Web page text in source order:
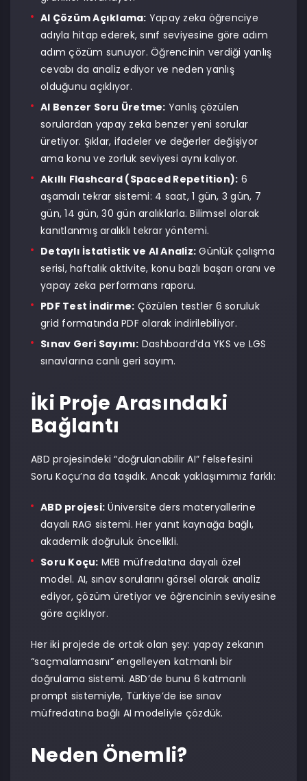
AI Çözüm Açıklama: Yapay zeka öğrenciye
adıyla hitap ederek, sınıf seviyesine göre adım
adım çözüm sunuyor. Öğrencinin verdiği yanlış
cevabı da analiz ediyor ve neden yanlış
olduğunu açıklıyor.
AI Benzer Soru Üretme: Yanlış çözülen
sorulardan yapay zeka benzer yeni sorular
üretiyor. Şıklar, ifadeler ve değerler değişiyor
ama konu ve zorluk seviyesi aynı kalıyor.
Akıllı Flashcard (Spaced Repetition): 6
aşamalı tekrar sistemi: 4 saat, 1 gün, 3 gün, 7
gün, 14 gün, 30 gün aralıklarla. Bilimsel olarak
kanıtlanmış aralıklı tekrar yöntemi.
Detaylı İstatistik ve AI Analiz: Günlük çalışma
serisi, haftalık aktivite, konu bazlı başarı oranı ve
yapay zeka performans raporu.
PDF Test İndirme: Çözülen testler 6 soruluk
grid formatında PDF olarak indirilebiliyor.
Sınav Geri Sayımı: Dashboard’da YKS ve LGS
sınavlarına canlı geri sayım.
İki Proje Arasındaki
Bağlantı
ABD projesindeki “doğrulanabilir AI” felsefesini
Soru Koçu’na da taşıdık. Ancak yaklaşımımız farklı:
ABD projesi: Üniversite ders materyallerine
dayalı RAG sistemi. Her yanıt kaynağa bağlı,
akademik doğruluk öncelikli.
Soru Koçu: MEB müfredatına dayalı özel
model. AI, sınav sorularını görsel olarak analiz
ediyor, çözüm üretiyor ve öğrencinin seviyesine
göre açıklıyor.
Her iki projede de ortak olan şey: yapay zekanın
“saçmalamasını” engelleyen katmanlı bir
doğrulama sistemi. ABD’de bunu 6 katmanlı
prompt sistemiyle, Türkiye’de ise sınav
müfredatına bağlı AI modeliyle çözdük.
Neden Önemli?